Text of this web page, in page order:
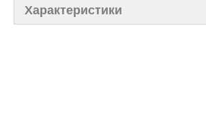
Характеристики